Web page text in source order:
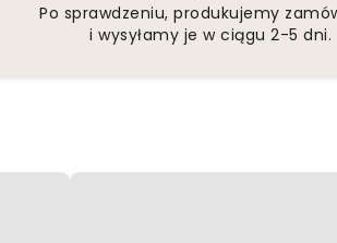
Po sprawdzeniu, produkujemy
i wysyłamy je w ciągu 2-5 dni.